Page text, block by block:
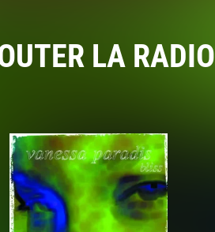
LA RADIO